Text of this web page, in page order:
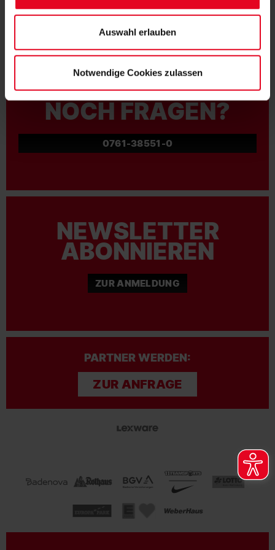
Datenschutzerklärungund unseremImpressum."
Auswahl erlauben
Notwendige Cookies zulassen
NOCH FRAGEN?
0761-38551-0
NEWSLETTER
ABONNIEREN
ZUR ANMELDUNG
PARTNER WERDEN:
ZUR ANFRAGE